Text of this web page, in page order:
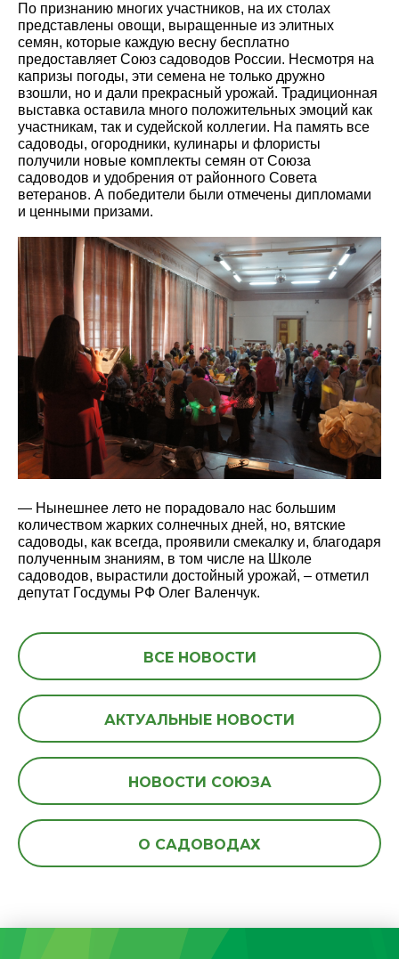
По признанию многих участников, на их столах
представлены овощи, выращенные из элитных
семян, которые каждую весну бесплатно
предоставляет Союз садоводов России. Несмотря на
капризы погоды, эти семена не только дружно
взошли, но и дали прекрасный урожай. Традиционная
выставка оставила много положительных эмоций как
участникам, так и судейской коллегии. На память все
садоводы, огородники, кулинары и флористы
получили новые комплекты семян от Союза
садоводов и удобрения от районного Совета
ветеранов. А победители были отмечены дипломами
и ценными призами.
— Нынешнее лето не порадовало нас большим
количеством жарких солнечных дней, но, вятские
садоводы, как всегда, проявили смекалку и, благодаря
полученным знаниям, в том числе на Школе
садоводов, вырастили достойный урожай, – отметил
депутат Госдумы РФ Олег Валенчук.
ВСЕ НОВОСТИ
АКТУАЛЬНЫЕ НОВОСТИ
НОВОСТИ СОЮЗА
О САДОВОДАХ